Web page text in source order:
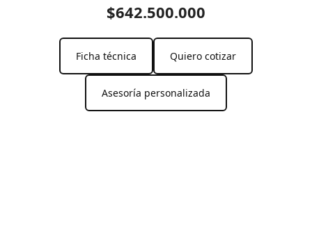
$642.500.000
Ficha técnica Quiero cotizar
Asesoría personalizada